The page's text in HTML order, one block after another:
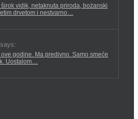
širok vidik, netaknuta priroda, bożanski
drvetom i nestvarno…
ove godine. Ma predivno. Samo smeće
Uostalom…